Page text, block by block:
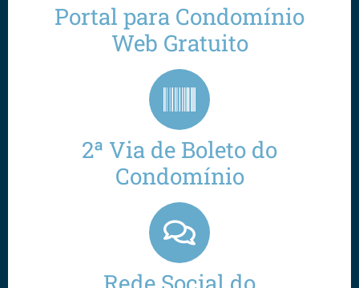
Portal para Condomínio
Web Gratuito
2ª Via de Boleto do
Condomínio